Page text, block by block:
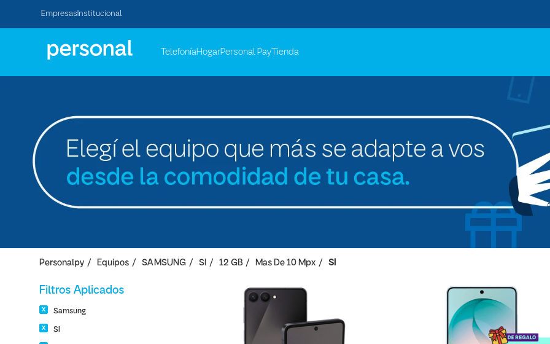
Empresas Institucional
TelefoníaHogarPersonal Pay Tienda
Personalpy Equipos SAMSUNG SI 12 GB Mas De 10 Mpx SI
Filtros Aplicados
Samsung
SI